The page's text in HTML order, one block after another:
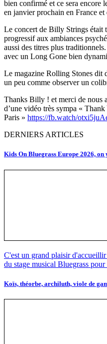
bien confirmé et ce sera encore
en janvier prochain en France et
Le concert de Billy Strings était
progressif aux ambiances
aussi des titres plus
avec un Long Gone bien
Le magazine Rolling Stones dit
un peu comme observer un
Thanks Billy ! et merci de nous
d’une vidéo très sympa « Thank
Paris » https://fb.watch/
DERNIERS ARTICLES
Kids On Bluegrass Europe 2026, on
C'est un grand plaisir
du stage musical Bluegrass
Koïs, théorbe, archiluth, viole de